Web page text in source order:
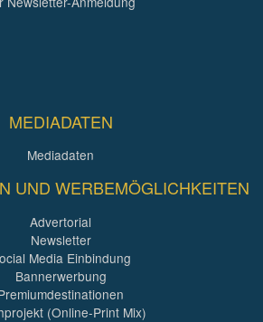
MEDIADATEN
Mediadaten
UND WERBEMÖGLICHKEITEN
Advertorial
Newsletter
Media Einbindung
Bannerwerbung
(Online-Print Mix)